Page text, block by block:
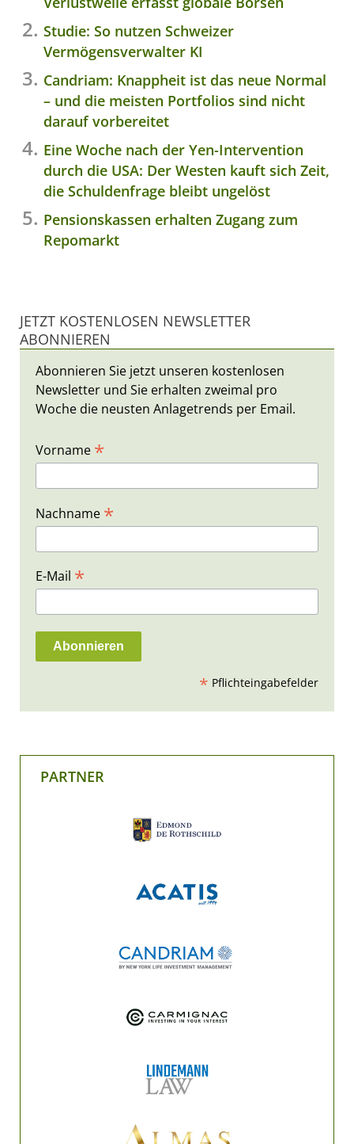
Studie: So nutzen Schweizer
Vermögensverwalter KI
Candriam: Knappheit ist das neue Normal
– und die meisten Portfolios sind nicht
darauf vorbereitet
Eine Woche nach der Yen-Intervention
durch die USA: Der Westen kauft sich Zeit,
die Schuldenfrage bleibt ungelöst
Pensionskassen erhalten Zugang zum
Repomarkt
JETZT KOSTENLOSEN NEWSLETTER
ABONNIEREN
Abonnieren Sie jetzt unseren kostenlosen
Newsletter und Sie erhalten zweimal pro
Woche die neusten Anlagetrends per Email.
Vorname *
Nachname *
E-Mail *
* Pflichteingabefelder
PARTNER